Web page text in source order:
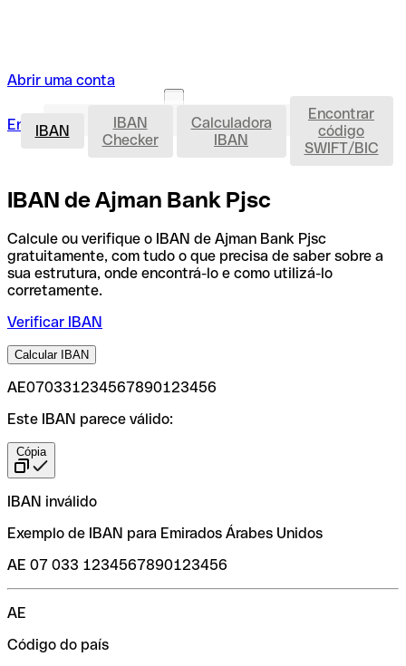
Abrir uma conta
Entrar Abrir uma conta IBAN
IBAN
IBAN
Checker
Calculadora
IBAN
Encontrar
código
SWIFT/BIC
IBAN de Ajman Bank Pjsc
Calcule ou verifique o IBAN de Ajman Bank Pjsc
gratuitamente, com tudo o que precisa de saber sobre a
sua estrutura, onde encontrá-lo e como utilizá-lo
corretamente.
Verificar IBAN
Calcular IBAN
AE070331234567890123456
Este IBAN parece válido:
Cópia
IBAN inválido
Exemplo de IBAN para Emirados Árabes Unidos
AE 07 033 1234567890123456
AE
Código do país